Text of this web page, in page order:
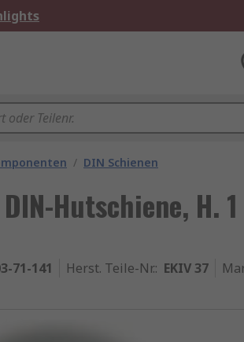
/ DIN Schienen
Hutschiene, H. 1
71-141 Herst. Teile-Nr.: EKIV 37